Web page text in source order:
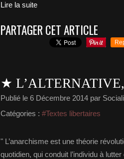
Lire la suite
PARTAGER CET ARTICLE
★
Publié le 6 Décembre 2014 par
Catégories : #Textes libertaires
" L’anarchisme est une théorie
quotidien, qui conduit l’individu à